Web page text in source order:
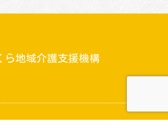
ら地域介護支援機構